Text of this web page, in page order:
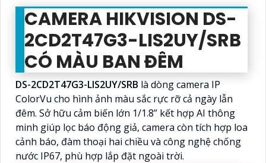
CAMERA HIKVISION DS-
2CD2T47G3-LIS2UY/SRB
CÓ MÀU BAN ĐÊM
DS-2CD2T47G3-LIS2UY/SRB là dòng camera IP
ColorVu cho hình ảnh màu sắc rực rỡ cả ngày lẫn
đêm. Sở hữu cảm biến lớn 1/1.8” kết hợp AI thông
minh giúp lọc báo động giả, camera còn tích hợp loa
cảnh báo, đàm thoại hai chiều và công nghệ chống
nước IP67, phù hợp lắp đặt ngoài trời.